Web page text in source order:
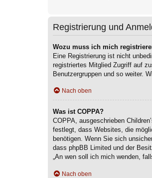
Registrierung und
Wozu muss ich mich
Eine Registrierung ist nicht
registriertes Mitglied Zugriff auf
Benutzergruppen und so weiter.
Nach oben
Was ist COPPA?
COPPA, ausgeschrieben
festlegt, dass Websites, die
benötigen. Wenn Sie sich
dass phpBB Limited und der
„An wen soll ich mich wenden,
Nach oben